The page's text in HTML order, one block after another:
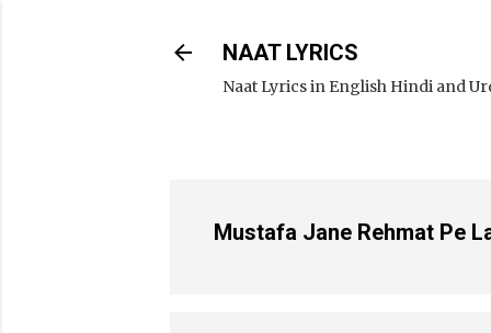
NAAT LYRICS
Naat Lyrics in English Hindi and
Mustafa Jane Rehmat Pe